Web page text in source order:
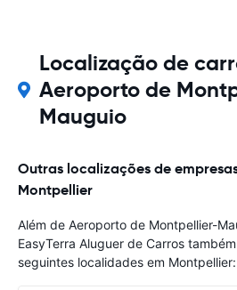
Localização de
Aeroporto de
Mauguio
Outras localizações de
Montpellier
Além de Aeroporto de Montpellier-
EasyTerra Aluguer de Carros
seguintes localidades em Montpellier: